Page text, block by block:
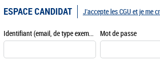
ESPACE CANDIDAT
Identifiant (email, de type exemple@exemple.fr) Mot de passe
J'accepte les CGU et je me